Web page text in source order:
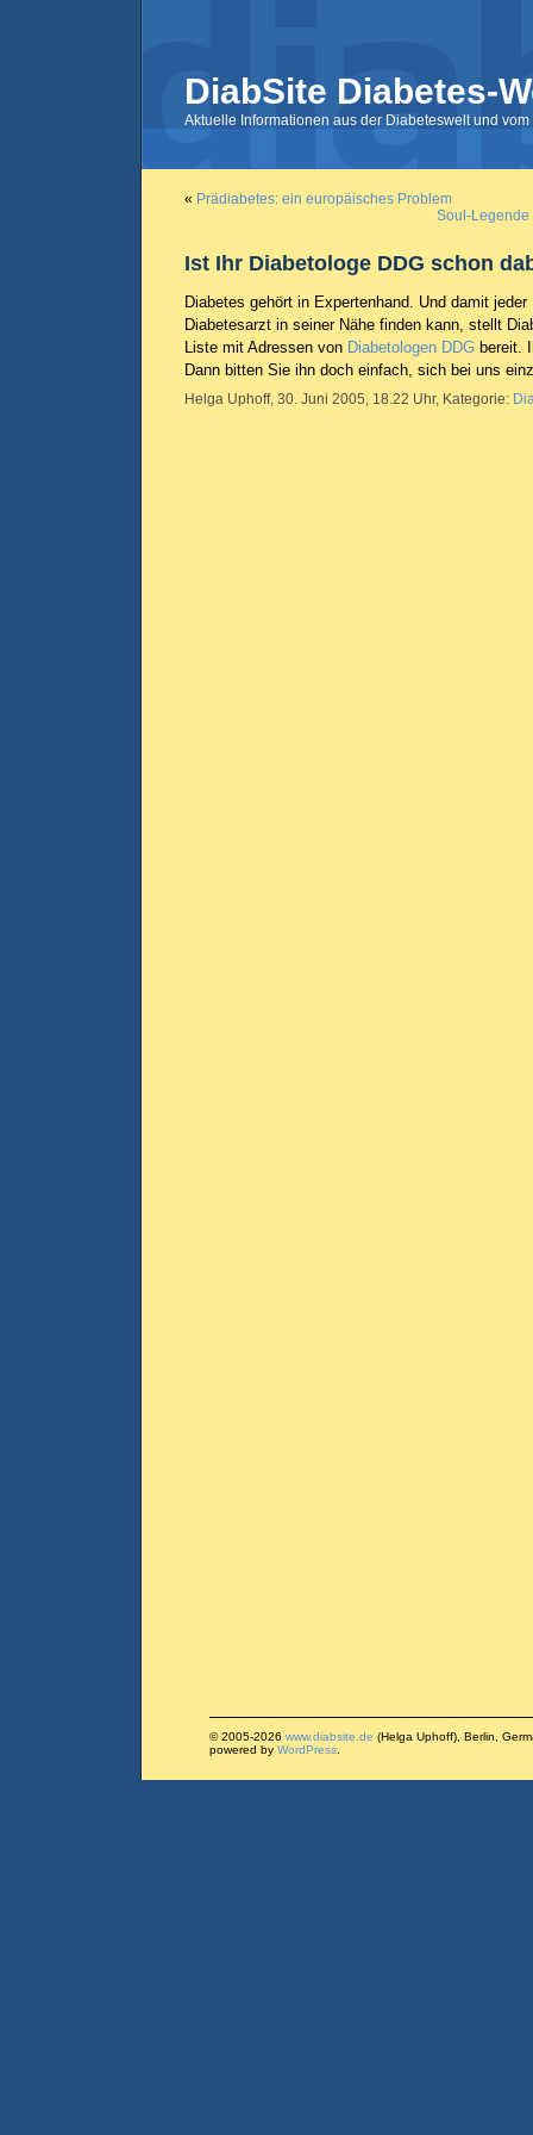
DiabSite Diabetes-
Aktuelle Informationen aus der Diabeteswelt und
« Prädiabetes: ein europäisches Problem
Soul-Legende
Ist Ihr Diabetologe DDG schon
Diabetes gehört in Expertenhand. Und damit jeder
Diabetesarzt in seiner Nähe finden kann, stellt
Liste mit Adressen von Diabetologen DDG bereit.
Dann bitten Sie ihn doch einfach, sich bei uns
Helga Uphoff, 30. Juni 2005, 18.22 Uhr, Kategorie:
© 2005-2026 www.diabsite.de (Helga Uphoff), Berlin,
powered by WordPress.